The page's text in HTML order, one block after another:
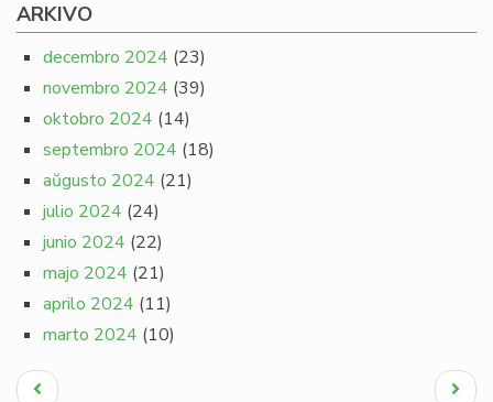
ARKIVO
decembro 2024 (23)
novembro 2024 (39)
oktobro 2024 (14)
septembro 2024 (18)
aŭgusto 2024 (21)
julio 2024 (24)
junio 2024 (22)
majo 2024 (21)
aprilo 2024 (11)
marto 2024 (10)
Pagination
Antaŭa
Next